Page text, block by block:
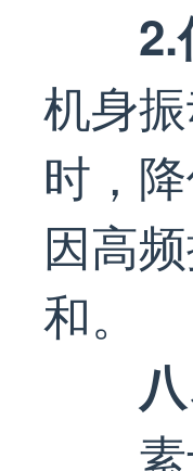
机身
时，
因高
和。